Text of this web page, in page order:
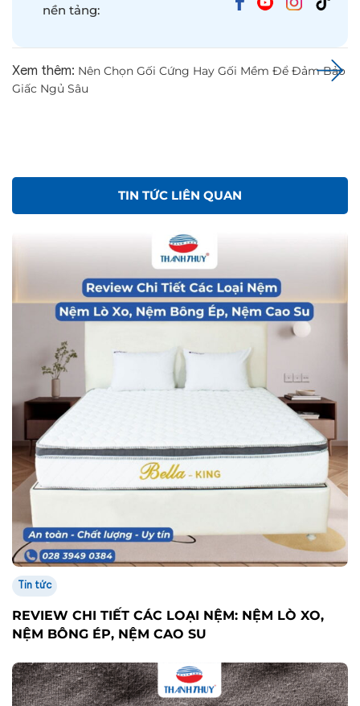
nền tảng:
Xem thêm: Nên Chọn Gối Cứng Hay Gối Mềm Để Đảm Bảo
Giấc Ngủ Sâu
TIN TỨC LIÊN QUAN
Tin tức
REVIEW CHI TIẾT CÁC LOẠI NỆM: NỆM LÒ XO,
NỆM BÔNG ÉP, NỆM CAO SU